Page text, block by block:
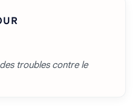
troubles contre le